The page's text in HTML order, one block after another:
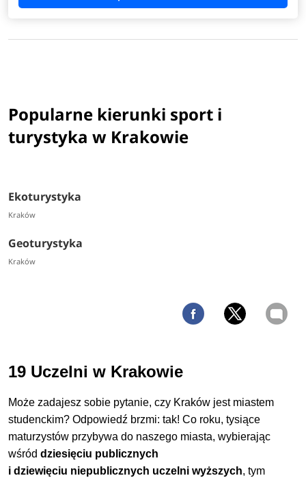
Popularne kierunki sport i
turystyka w Krakowie
Ekoturystyka
Kraków
Geoturystyka
Kraków
19 Uczelni w Krakowie
Może zadajesz sobie pytanie, czy Kraków jest miastem
studenckim? Odpowiedź brzmi: tak! Co roku, tysiące
maturzystów przybywa do naszego miasta, wybierając
wśród dziesięciu publicznych
idziewięciu niepublicznych uczelni wyższych, tym